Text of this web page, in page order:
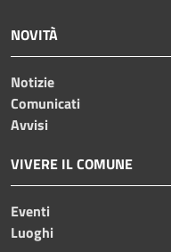
NOVITÀ
Notizie
Comunicati
Avvisi
VIVERE IL COMUNE
Eventi
Luoghi